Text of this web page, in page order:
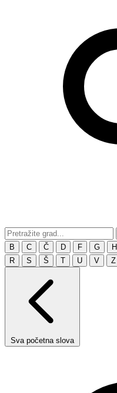
B C Č D F G H
R
S Š T U V Z
Sva početna slova